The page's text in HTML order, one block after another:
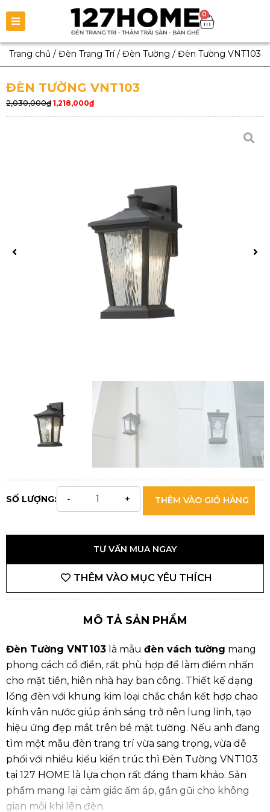
0
Trang chủ / Đèn Trang Trí/ Đèn Tường / Đèn Tường VNT103
ĐÈN TƯỜNG VNT103
2,030,000₫ 1,218,000₫
SỐ LƯỢNG: THÊM VÀO GIỎ HÀNG
TƯ VẤN MUA NGAY
THÊM VÀO MỤC YÊU THÍCH
MÔ TẢ SẢN PHẨM
Đèn Tường VNT103 là mẫu đèn vách tường mang
phong cách cổ điển, rất phù hợp để làm điểm nhấn
cho mặt tiền, hiên nhà hay ban công. Thiết kế dạng
lồng đèn với khung kim loại chắc chắn kết hợp chao
kính vân nước giúp ánh sáng trở nên lung linh, tạo
hiệu ứng đẹp mắt trên bề mặt tường. Nếu anh đang
tìm một mẫu đèn trang trí vừa sang trọng, vừa dễ
phối với nhiều kiểu kiến trúc thì Đèn Tường VNT103
tại 127 HOME là lựa chọn rất đáng tham khảo. Sản
phẩm mang lại cảm giác ấm áp, gần gũi cho không
gian mỗi khi lên đèn.